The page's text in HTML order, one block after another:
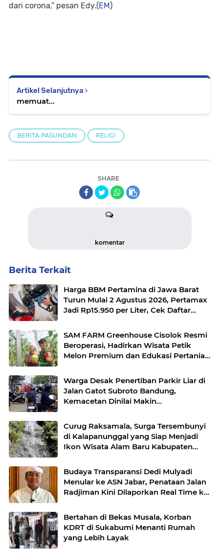
dari corona,” pesan Edy.(EM)
Artikel Selanjutnya
memuat...
BERITA PASUNDAN RELIGI
SHARE
komentar
Berita Terkait
Harga BBM Pertamina di Jawa Barat
Turun Mulai 2 Agustus 2026, Pertamax
Jadi Rp15.950 per Liter, Cek Daftar
SAM FARM Greenhouse Cisolok Resmi
Beroperasi, Hadirkan Wisata Petik
Melon Premium dan Edukasi Pertanian
Warga Desak Penertiban Parkir Liar di
Jalan Gatot Subroto Bandung,
Kemacetan Dinilai Makin
Curug Raksamala, Surga Tersembunyi
di Kalapanunggal yang Siap Menjadi
Ikon Wisata Alam Baru Kabupaten
Budaya Transparansi Dedi Mulyadi
Menular ke ASN Jabar, Penataan Jalan
Radjiman Kini Dilaporkan Real Time ke
Bertahan di Bekas Musala, Korban
KDRT di Sukabumi Menanti Rumah
yang Lebih Layak